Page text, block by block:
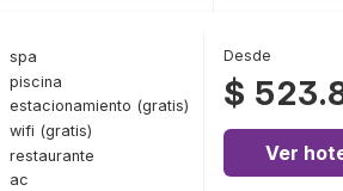
spa
piscina
estacionamiento (gratis)
wifi (gratis)
restaurante
ac
Desde
$
Ver